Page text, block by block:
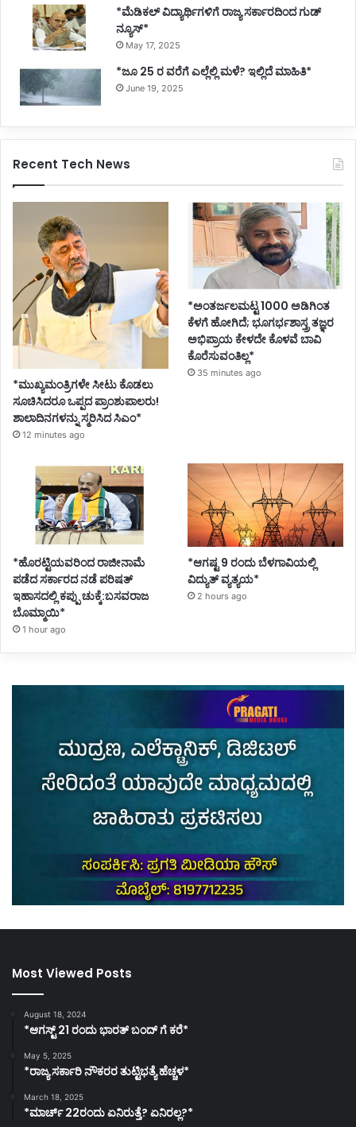
*ಮೆಡಿಕಲ್ ವಿದ್ಯಾರ್ಥಿಗಳಿಗೆ ರಾಜ್ಯ ಸರ್ಕಾರದಿಂದ ಗುಡ್
ನ್ಯೂಸ್*
May 17, 2025
*ಜೂ 25 ರ ವರೆಗೆ ಎಲ್ಲೆಲ್ಲಿ ಮಳೆ? ಇಲ್ಲಿದೆ ಮಾಹಿತಿ*
June 19, 2025
Recent Tech News
*ಮುಖ್ಯಮಂತ್ರಿಗಳೇ ಸೀಟು ಕೊಡಲು
ಸೂಚಿಸಿದರೂ ಒಪ್ಪದ ಪ್ರಾಂಶುಪಾಲರು!
ಶಾಲಾದಿನಗಳನ್ನು ಸ್ಮರಿಸಿದ ಸಿಎಂ*
12 minutes ago
*ಅಂತರ್ಜಲಮಟ್ಟ 1000 ಅಡಿಗಿಂತ
ಕೆಳಗೆ ಹೋಗಿದೆ; ಭೂಗರ್ಭಶಾಸ್ತ್ರ ತಜ್ಞರ
ಅಭಿಪ್ರಾಯ ಕೇಳದೇ ಕೊಳವೆ ಬಾವಿ
ಕೊರೆಸುವಂತಿಲ್ಲ*
35 minutes ago
*ಹೊರಟ್ಟಿಯವರಿಂದ ರಾಜೀನಾಮೆ
ಪಡೆದ ಸರ್ಕಾರದ ನಡೆ ಪರಿಷತ್
ಇಹಾಸದಲ್ಲಿ ಕಪ್ಪು ಚುಕ್ಕೆ:ಬಸವರಾಜ
ಬೊಮ್ಮಾಯಿ*
1 hour ago
*ಆಗಷ್ಟ 9 ರಂದು ಬೆಳಗಾವಿಯಲ್ಲಿ
ವಿದ್ಯುತ್ ವ್ಯತ್ಯಯ*
2 hours ago
Most Viewed Posts
August 18, 2024
*ಆಗಸ್ಟ್ 21 ರಂದು ಭಾರತ್‌ ಬಂದ್‌ ಗೆ ಕರೆ*
May 5, 2025
*ರಾಜ್ಯ ಸರ್ಕಾರಿ ನೌಕರರ ತುಟ್ಟಿಭತ್ಯೆ ಹೆಚ್ಚಳ*
March 18, 2025
*ಮಾರ್ಚ್ 22ರಂದು ಏನಿರುತ್ತೆ? ಏನಿರಲ್ಲ?*